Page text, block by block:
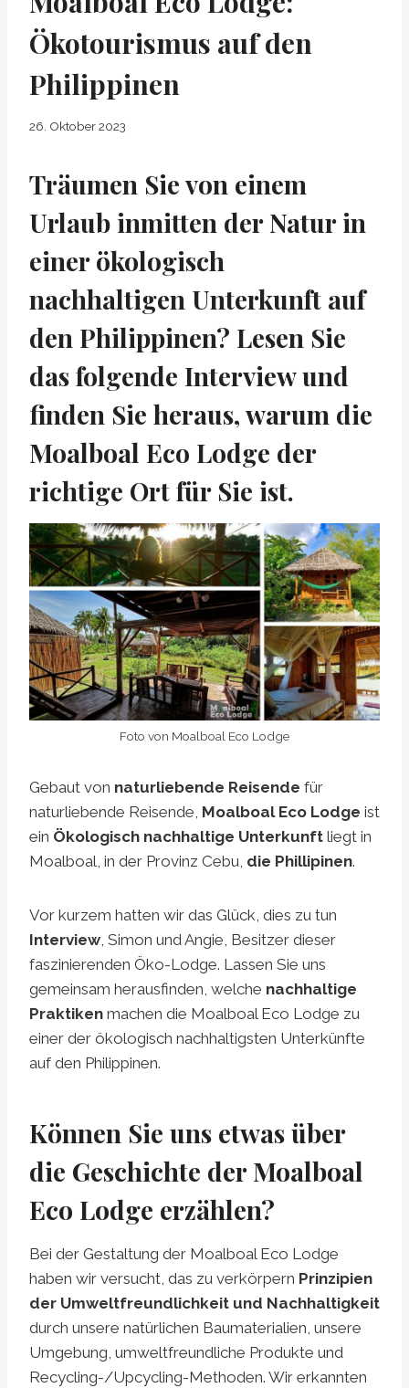
Ökotourismus auf den
Philippinen
26. Oktober 2023
Träumen Sie von einem
Urlaub inmitten der Natur in
einer ökologisch
nachhaltigen Unterkunft auf
den Philippinen? Lesen Sie
das folgende Interview und
finden Sie heraus, warum die
Moalboal Eco Lodge der
richtige Ort für Sie ist.
Foto von Moalboal Eco Lodge
Gebaut von naturliebende Reisende für
naturliebende Reisende, Moalboal Eco Lodge ist
ein Ökologisch nachhaltige Unterkunft liegt in
Moalboal, in der Provinz Cebu, die Phillipinen.
Vor kurzem hatten wir das Glück, dies zu tun
Interview, Simon und Angie, Besitzer dieser
faszinierenden Öko-Lodge. Lassen Sie uns
gemeinsam herausfinden, welche nachhaltige
Praktiken machen die Moalboal Eco Lodge zu
einer der ökologisch nachhaltigsten Unterkünfte
auf den Philippinen.
Können Sie uns etwas über
die Geschichte der Moalboal
Eco Lodge erzählen?
Bei der Gestaltung der Moalboal Eco Lodge
haben wir versucht, das zu verkörpern Prinzipien
der Umweltfreundlichkeit und Nachhaltigkeit
durch unsere natürlichen Baumaterialien, unsere
Umgebung, umweltfreundliche Produkte und
Recycling-/Upcycling-Methoden. Wir erkannten